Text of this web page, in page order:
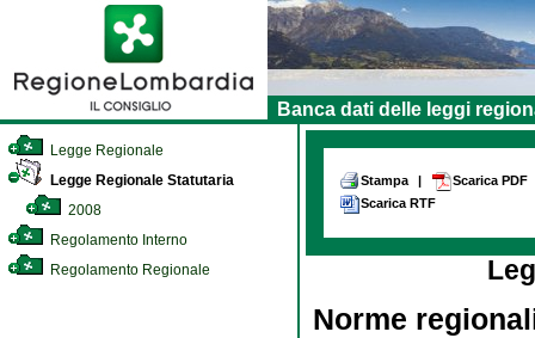
Banca dati delle leggi
Legge Regionale
Legge Regionale Statutaria
2008
Regolamento Interno
Regolamento Regionale
Stampa |
Scarica PDF
Scarica RTF
Norme